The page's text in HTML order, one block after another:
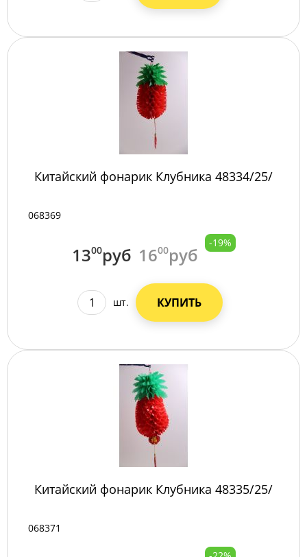
Китайский фонарик Клубника 48334/25/
068369
1300руб 1600руб
-19%
шт. КУПИТЬ
Китайский фонарик Клубника 48335/25/
068371